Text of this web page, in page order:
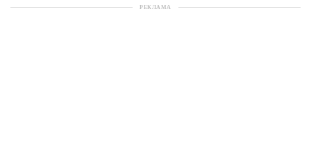
РЕКЛАМА